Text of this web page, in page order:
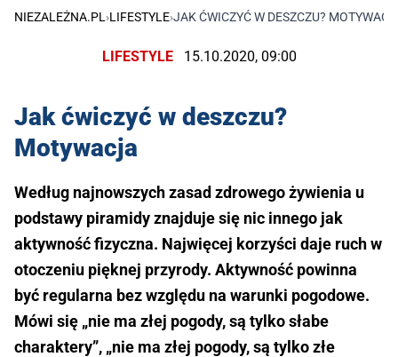
NIEZALEŻNA.PL›LIFESTYLE›JAK ĆWICZYĆ W DESZCZU?
LIFESTYLE 15.10.2020, 09:00
Jak ćwiczyć w deszczu?
Motywacja
Według najnowszych zasad zdrowego żywienia u
podstawy piramidy znajduje się nic innego jak
aktywność fizyczna. Najwięcej korzyści daje ruch w
otoczeniu pięknej przyrody. Aktywność powinna
być regularna bez względu na warunki pogodowe.
Mówi się „nie ma złej pogody, są tylko słabe
charaktery”, „nie ma złej pogody, są tylko złe